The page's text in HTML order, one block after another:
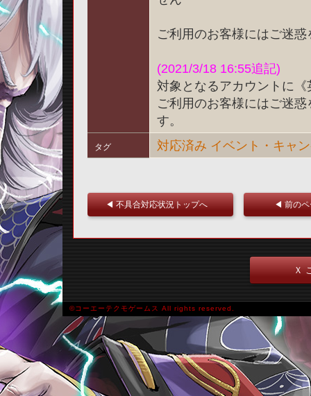
ご利用のお客様にはご迷
(2021/3/18 16:55追記)
対象となるアカウントに
ご利用のお客様にはご迷
す。
タグ 対応済み イベント・キャ
◀ 不具合対応状況トップへ ◀ 前の
Ｘ